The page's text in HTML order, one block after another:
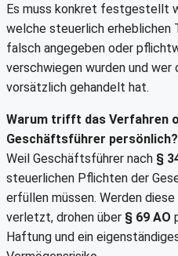
Es muss konkret festgestellt
welche steuerlich erheblichen
falsch angegeben oder
verschwiegen wurden und wer
vorsätzlich gehandelt hat.
Warum trifft das Verfahren
Geschäftsführer persönlich?
Weil Geschäftsführer nach §
steuerlichen Pflichten der
erfüllen müssen. Werden
verletzt, drohen über § 69 AO
Haftung und ein